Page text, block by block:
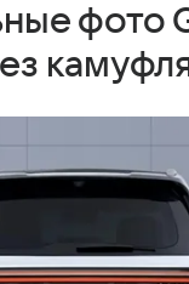
фото